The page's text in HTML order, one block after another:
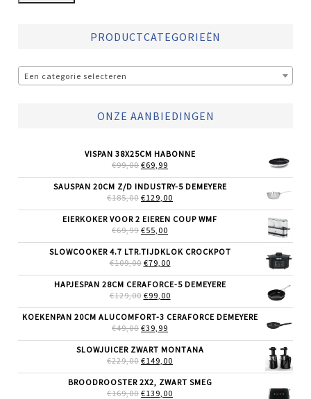
PRODUCTCATEGORIEËN
Een categorie selecteren
ONZE AANBIEDINGEN
VISPAN 38X25CM HABONNE
€99,00 OORSPRONKELIJKE
WAS:
€99,00.
€69,99
IS:
€69,99.
SAUSPAN 20CM Z/D INDUSTRY-5 DEMEYERE
€185,00 OORSPRONKELIJKE
WAS:
€185,00.
€129,00
IS:
EIERKOKER VOOR 2 EIEREN COUP WMF
€69,99 OORSPRONKELIJKE
WAS:
€69,99.
€55,00
IS:
€55,00.
SLOWCOOKER 4.7 LTR.TIJDKLOK CROCKPOT
€109,00 OORSPRONKELIJKE
WAS:
€109,00.
€79,00HUIDIGE
IS:
€79,00.
HAPJESPAN 28CM CERAFORCE-5 DEMEYERE
€129,00 OORSPRONKELIJKE
WAS:
€129,00.
€99,00HUIDIGE
IS:
KOEKENPAN 20CM ALUCOMFORT-3 CERAFORCE DEMEYERE
€49,00 OORSPRONKELIJKE
WAS:
€49,00.
€39,99
IS:
€39,99.
SLOWJUICER ZWART MONTANA
€229,00 OORSPRONKELIJKE
WAS:
€229,00.
€149,00
IS:
BROODROOSTER 2X2, ZWART SMEG
€169,00 OORSPRONKELIJKE
€139,00